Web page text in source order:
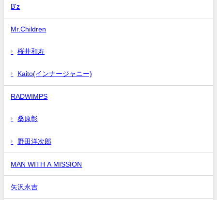
B'z
Mr.Children
桜井和寿
Kaito(インナージャニー)
RADWIMPS
桑原彰
野田洋次郎
MAN WITH A MISSION
矢沢永吉